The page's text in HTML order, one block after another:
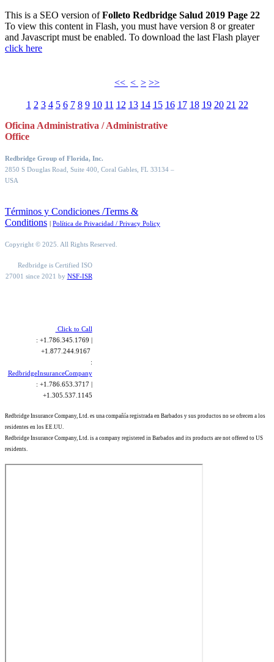
This is a SEO version ofFolleto Redbridge Salud 2019 Page 22
To view this content in Flash, you must have version 8 or greater
and Javascript must be enabled. To download the last Flash player
click here
<< < > >>
1 2 3 4 5 6 7 8 9 10 11 12 13 14 15 16 17 18 19 20 21 22
Oficina Administrativa / Administrative
Office
Redbridge Group of Florida, Inc.
2850 S Douglas Road, Suite 400, Coral Gables, FL 33134 –
USA
Términos y Condiciones /Terms &
Conditions | Política de Privacidad / Privacy Policy
Copyright © 2025. All Rights Reserved.
Redbridge is Certified ISO
27001 since 2021 by NSF-ISR
Click to Call
: +1.786.345.1769 |
+1.877.244.9167
:
RedbridgeInsuranceCompany
: +1.786.653.3717 |
+1.305.537.1145
Redbridge Insurance Company, Ltd. es una compañía registrada en Barbados y sus productos no se ofrecen a los
residentes en los EE.UU.
Redbridge Insurance Company, Ltd. is a company registered in Barbados and its products are not offered to US
residents.